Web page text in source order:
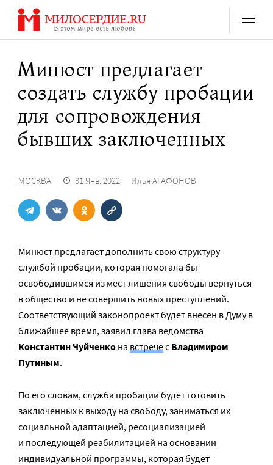
Перейти
содержанию
Минюст предлагает
создать службу пробации
для сопровождения
бывших заключенных
МОСКВА 31 Янв. 2022 Илья АГАФОНОВ
Минюст предлагает дополнить свою структуру
службой пробации, которая помогала бы
освободившимся из мест лишения свободы вернуться
в общество и не совершить новых преступлений.
Соответствующий законопроект будет внесен в Думу в
ближайшее время, заявил глава ведомства
Константин Чуйченко на встречес Владимиром
Путиным.
По его словам, служба пробации будет готовить
заключенных к выходу на свободу, заниматься их
социальной адаптацией, ресоциализацией
и последующей реабилитацией на основании
индивидуальной программы, которая будет